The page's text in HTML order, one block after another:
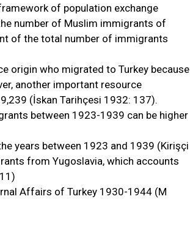
of population exchange
number of Muslim immigrants of
of the total number of immigrants
origin who migrated to Turkey because
another important resource
(İskan Tarihçesi 1932: 137).
between 1923-1939 can be higher
years between 1923 and 1939 (Kirişçi
from Yugoslavia, which accounts
Affairs of Turkey 1930-1944 (M